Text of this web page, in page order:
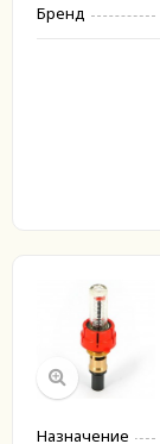
Бренд
Назначение